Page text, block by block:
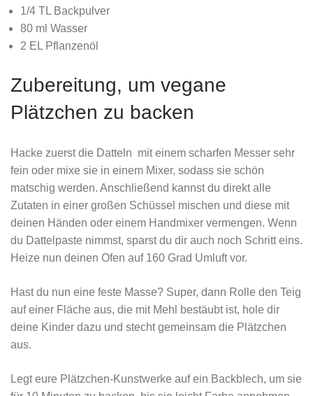
1/4 TL Backpulver
80 ml Wasser
2 EL Pflanzenöl
Zubereitung, um vegane
Plätzchen zu backen
Hacke zuerst die Datteln mit einem scharfen Messer sehr
fein oder mixe sie in einem Mixer, sodass sie schön
matschig werden. Anschließend kannst du direkt alle
Zutaten in einer großen Schüssel mischen und diese mit
deinen Händen oder einem Handmixer vermengen. Wenn
du Dattelpaste nimmst, sparst du dir auch noch Schritt eins.
Heize nun deinen Ofen auf 160 Grad Umluft vor.
Hast du nun eine feste Masse? Super, dann Rolle den Teig
auf einer Fläche aus, die mit Mehl bestäubt ist, hole dir
deine Kinder dazu und stecht gemeinsam die Plätzchen
aus.
Legt eure Plätzchen-Kunstwerke auf ein Backblech, um sie